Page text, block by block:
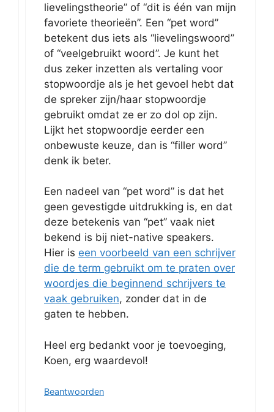
lievelingstheorie” of “dit is één van mijn
favoriete theorieën”. Een “pet word”
betekent dus iets als “lievelingswoord”
of “veelgebruikt woord”. Je kunt het
dus zeker inzetten als vertaling voor
stopwoordje als je het gevoel hebt dat
de spreker zijn/haar stopwoordje
gebruikt omdat ze er zo dol op zijn.
Lijkt het stopwoordje eerder een
onbewuste keuze, dan is “filler word”
denk ik beter.
Een nadeel van “pet word” is dat het
geen gevestigde uitdrukking is, en dat
deze betekenis van “pet” vaak niet
bekend is bij niet-native speakers.
Hier is een voorbeeld van een schrijver
die de term gebruikt om te praten over
woordjes die beginnend schrijvers te
vaak gebruiken, zonder dat in de
gaten te hebben.
Heel erg bedankt voor je toevoeging,
Koen, erg waardevol!
Beantwoorden